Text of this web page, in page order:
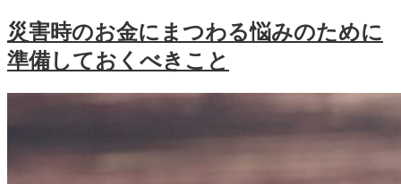
災害時のお金にまつわる悩みのために
準備しておくべきこと